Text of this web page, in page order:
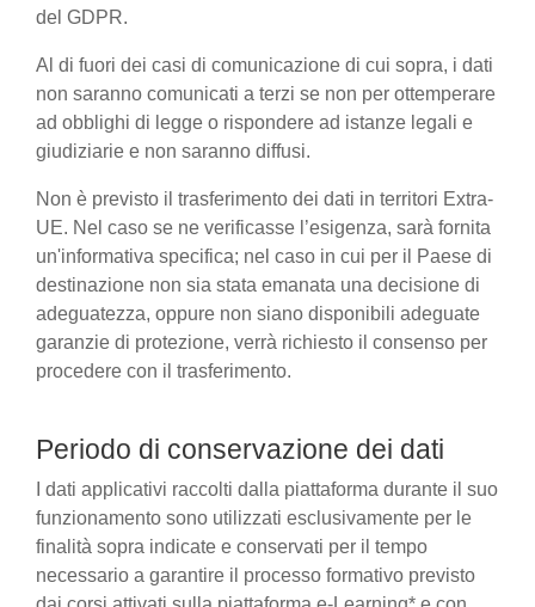
del GDPR.
Al di fuori dei casi di comunicazione di cui sopra, i dati
non saranno comunicati a terzi se non per ottemperare
ad obblighi di legge o rispondere ad istanze legali e
giudiziarie e non saranno diffusi.
Non è previsto il trasferimento dei dati in territori Extra-
UE. Nel caso se ne verificasse l’esigenza, sarà fornita
un'informativa specifica; nel caso in cui per il Paese di
destinazione non sia stata emanata una decisione di
adeguatezza, oppure non siano disponibili adeguate
garanzie di protezione, verrà richiesto il consenso per
procedere con il trasferimento.
Periodo di conservazione dei dati
I dati applicativi raccolti dalla piattaforma durante il suo
funzionamento sono utilizzati esclusivamente per le
finalità sopra indicate e conservati per il tempo
necessario a garantire il processo formativo previsto